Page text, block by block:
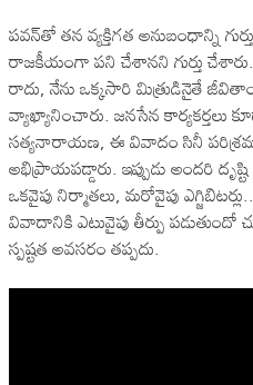
పవన్‌తో తన వ్యక్తిగత అనుబంధాన్ని
రాజకీయంగా పని చేశానని గుర్తు చేశారు.
రాదు, నేను ఒక్కసారి మిత్రుడినైతే
వ్యాఖ్యానించారు. జనసేన కార్యకర్తలు
సత్యనారాయణ, ఈ వివాదం సినీ
అభిప్రాయపడ్డారు. ఇప్పుడు అందరి
ఒకవైపు నిర్మాతలు, మరోవైపు
వివాదానికి ఎటువైపు తీర్పు
స్పష్టత అవసరం తప్పదు.